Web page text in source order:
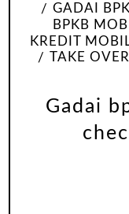
GADAI
BPKB
KREDIT
TAKE
Gadai